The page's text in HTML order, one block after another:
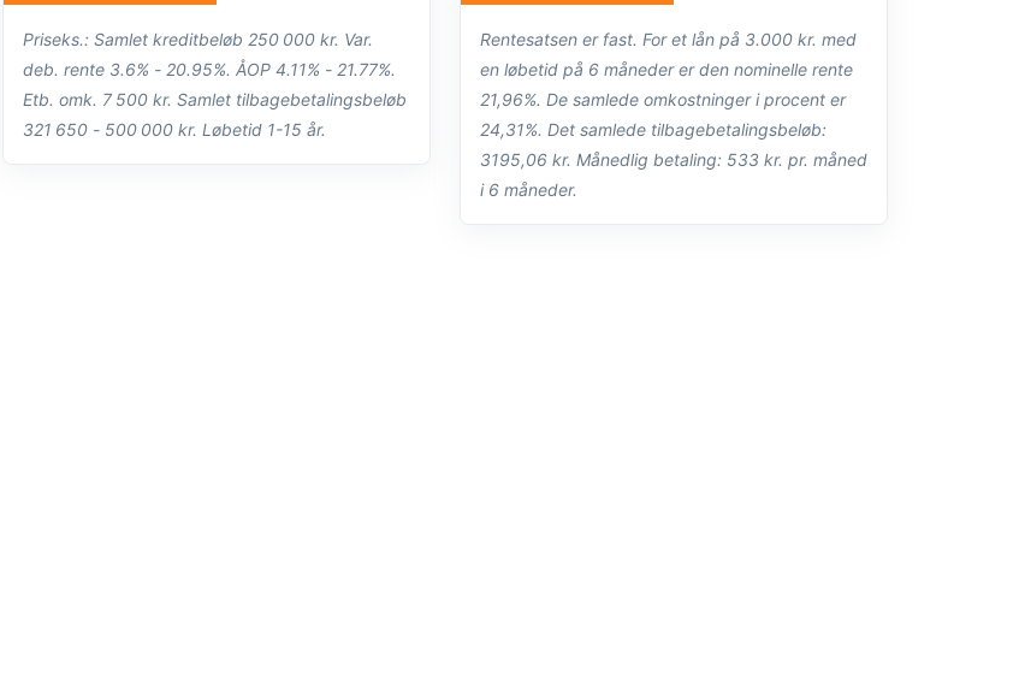
Priseks.: Samlet kreditbeløb 250 000 kr. Var.
deb. rente 3.6% - 20.95%. ÅOP 4.11% - 21.77%.
Etb. omk. 7 500 kr. Samlet tilbagebetalingsbeløb
321 650 - 500 000 kr. Løbetid 1-15 år.
Rentesatsen er fast. For et lån på 3.000 kr. med
en løbetid på 6 måneder er den nominelle rente
21,96%. De samlede omkostninger i procent er
24,31%. Det samlede tilbagebetalingsbeløb:
3195,06 kr. Månedlig betaling: 533 kr. pr. måned
i 6 måneder.